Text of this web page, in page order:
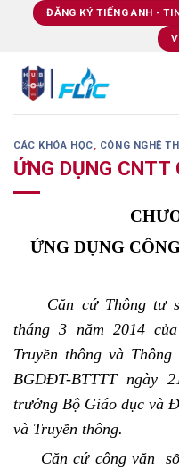
ĐĂNG KÝ TIẾNG ANH -
CÁC KHÓA HỌC, CÔNG NGHỆ
ỨNG DỤNG CNTT
ỨNG DỤNG
Căn cứ Thông tư
tháng 3 năm 2014
Truyền thông và
BGDĐT-BTTTT ngày
trưởng Bộ Giáo dục và
và Truyền thông.
Căn cứ công văn